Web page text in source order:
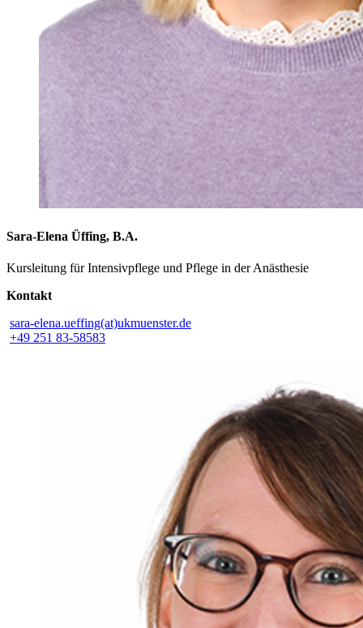
Sara-Elena Üffing, B.A.
Kursleitung für Intensivpflege und Pflege in der Anästhesie
Kontakt
sara-elena.ueffing(at)ukmuenster.de
+49 251 83-58583